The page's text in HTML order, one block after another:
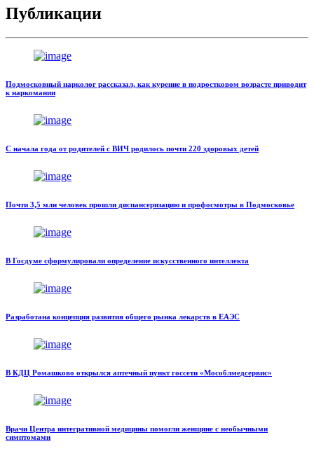
Публикации
Подмосковный нарколог рассказал, как курение в подростковом возрасте приводит
к наркомании
С начала года от родителей с ВИЧ родилось почти 220 здоровых детей
Почти 3,5 млн человек прошли диспансеризацию и профосмотры в Подмосковье
В Госдуме сформулировали определение искусственного интеллекта
Разработана концепция развития общего рынка лекарств в ЕАЭС
В КДЦ Ромашково открылся аптечный пункт госсети «Мособлмедсервис»
Врачи Центра интегративной медицины помогли женщине с необычными
симптомами